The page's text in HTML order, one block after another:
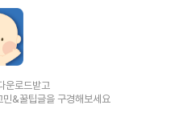
운로드받고
&꿀팁글을 구경해보세요